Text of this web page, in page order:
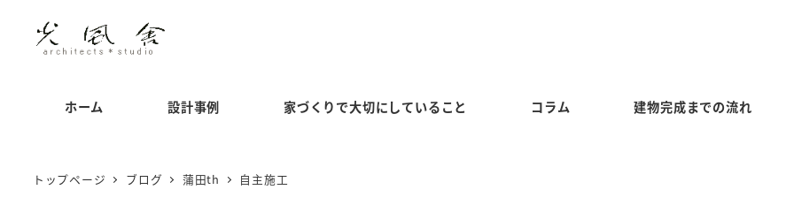
ホーム 設計事例 家づくりで大切にしていること コラム 建物完成までの流れ
トップページ ブログ 蒲田th 自主施工